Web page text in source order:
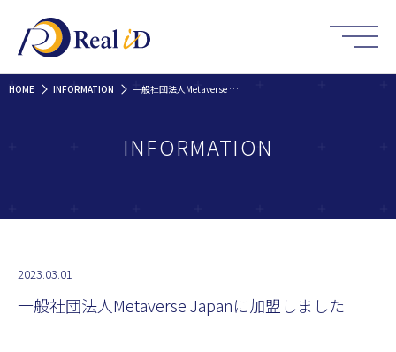
HOME INFORMATION 一般社団法人Metaverse Japanに加盟しました
INFORMATION
2023.03.01
一般社団法人Metaverse Japanに加盟しました